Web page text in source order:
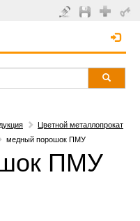
Цветной металлопрокат
медный порошок ПМУ
ПМУ